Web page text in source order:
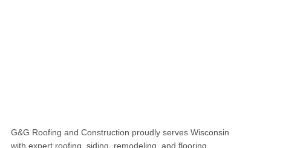
G&G Roofing and Construction proudly serves Wisconsin
with expert roofing, siding, remodeling, and flooring